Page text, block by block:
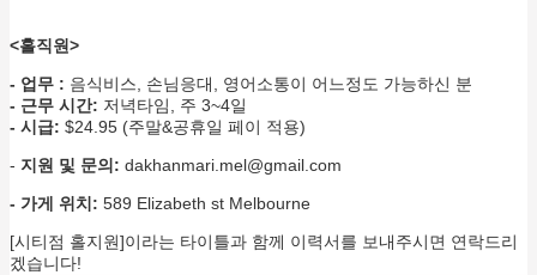
<홀직원>
- 업무 : 음식비스, 손님응대, 영어소통이 어느정도 가능하신 분
- 근무 시간: 저녁타임, 주 3~4일
- 시급: $24.95 (주말&공휴일 페이 적용)
- 지원 및 문의: dakhanmari.mel@gmail.com
- 가게 위치: 589 Elizabeth st Melbourne
[시티점 홀지원]이라는 타이틀과 함께 이력서를 보내주시면 연락드리
겠습니다!